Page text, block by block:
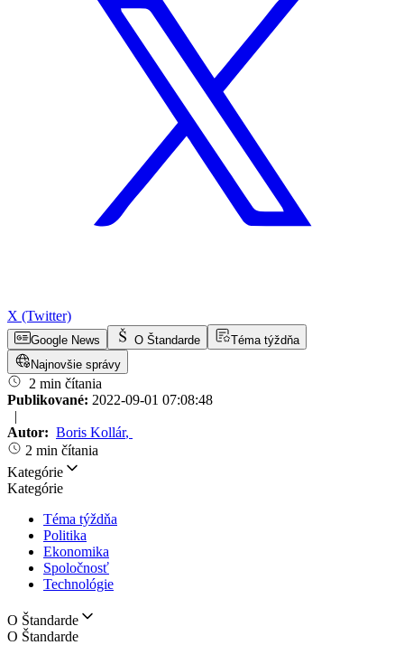
X (Twitter)
Google News O Štandarde
Téma týždňa
Najnovšie správy
2 min čítania
Publikované: 2022-09-01 07:08:48
|
Autor: Boris Kollár,
2 min čítania
Kategórie
Kategórie
Téma týždňa
Politika
Ekonomika
Spoločnosť
Technológie
O Štandarde
O Štandarde